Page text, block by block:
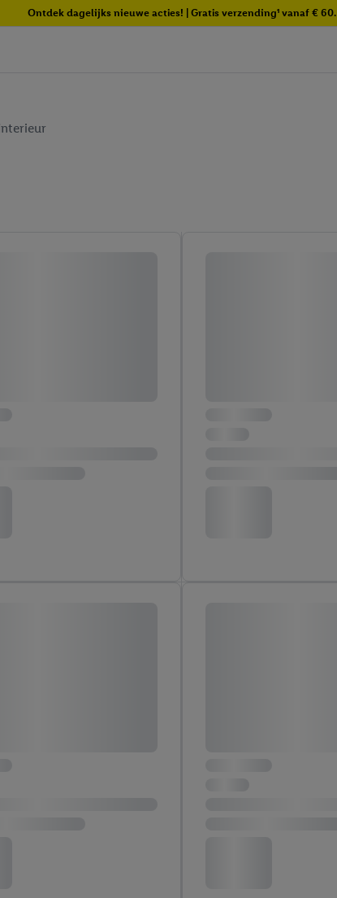
Ontdek dagelijks nieuwe acties! | Gratis verzending¹ vanaf € 60.